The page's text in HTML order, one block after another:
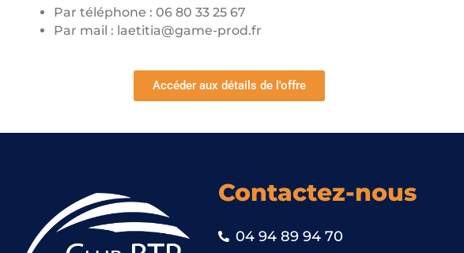
Par téléphone : 06 80 33 25 67
Par mail : laetitia@game-prod.fr
Accéder aux détails de l'offre
Contactez-nous
04 94 89 94 70